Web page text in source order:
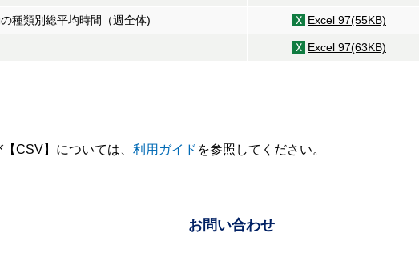
種類別総平均時間（週全体) Excel 97(55KB)
Excel 97(63KB)
CSV】については、 利用ガイド を参照してください。
お問い合わせ